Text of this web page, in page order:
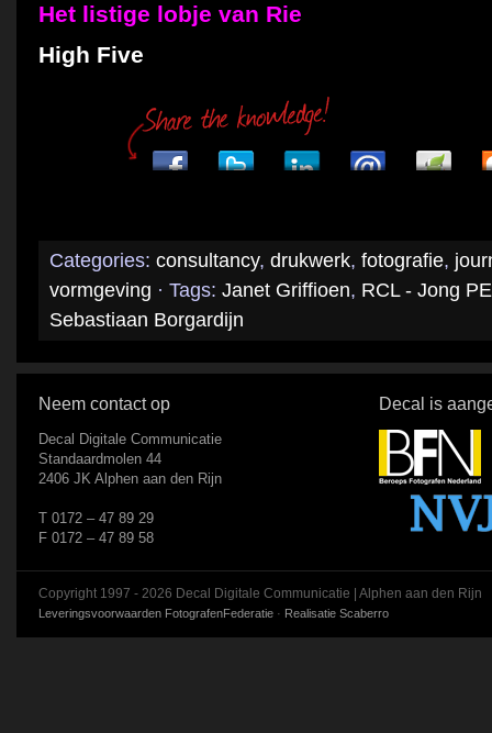
Het listige lobje van Rie
High Five
Categories: consultancy, drukwerk, fotografie,
vormgeving · Tags: Janet Griffioen, RCL - Jong
Sebastiaan Borgardijn
Neem contact op
Decal Digitale Communicatie
Standaardmolen 44
2406 JK Alphen aan den Rijn
T 0172 – 47 89 29
F 0172 – 47 89 58
Decal is
Copyright 1997 - 2026 Decal Digitale Communicatie | Alphen aan den Rijn
Leveringsvoorwaarden FotografenFederatie · Realisatie Scaberro